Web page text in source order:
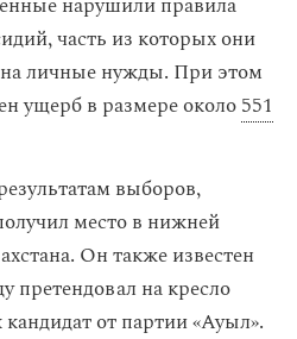
часть из которых они
личные нужды. При этом
ущерб в размере около551
выборов,
место в нижней
Он также известен
претендовал на кресло
от партии «Ауыл».